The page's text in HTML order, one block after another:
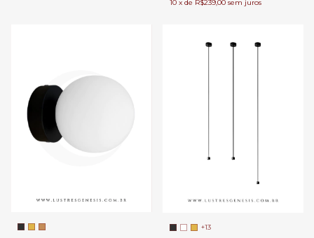
10 x de R$239,00 sem juros
+13